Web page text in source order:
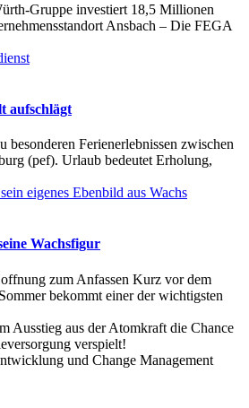
Gruppe investiert 18,5 Millionen
Ansbach – Die FEGA
aufschlägt
besonderen Ferienerlebnissen zwischen
(pef). Urlaub bedeutet Erholung,
Wachsfigur
zum Anfassen Kurz vor dem
bekommt einer der wichtigsten
und Change Management